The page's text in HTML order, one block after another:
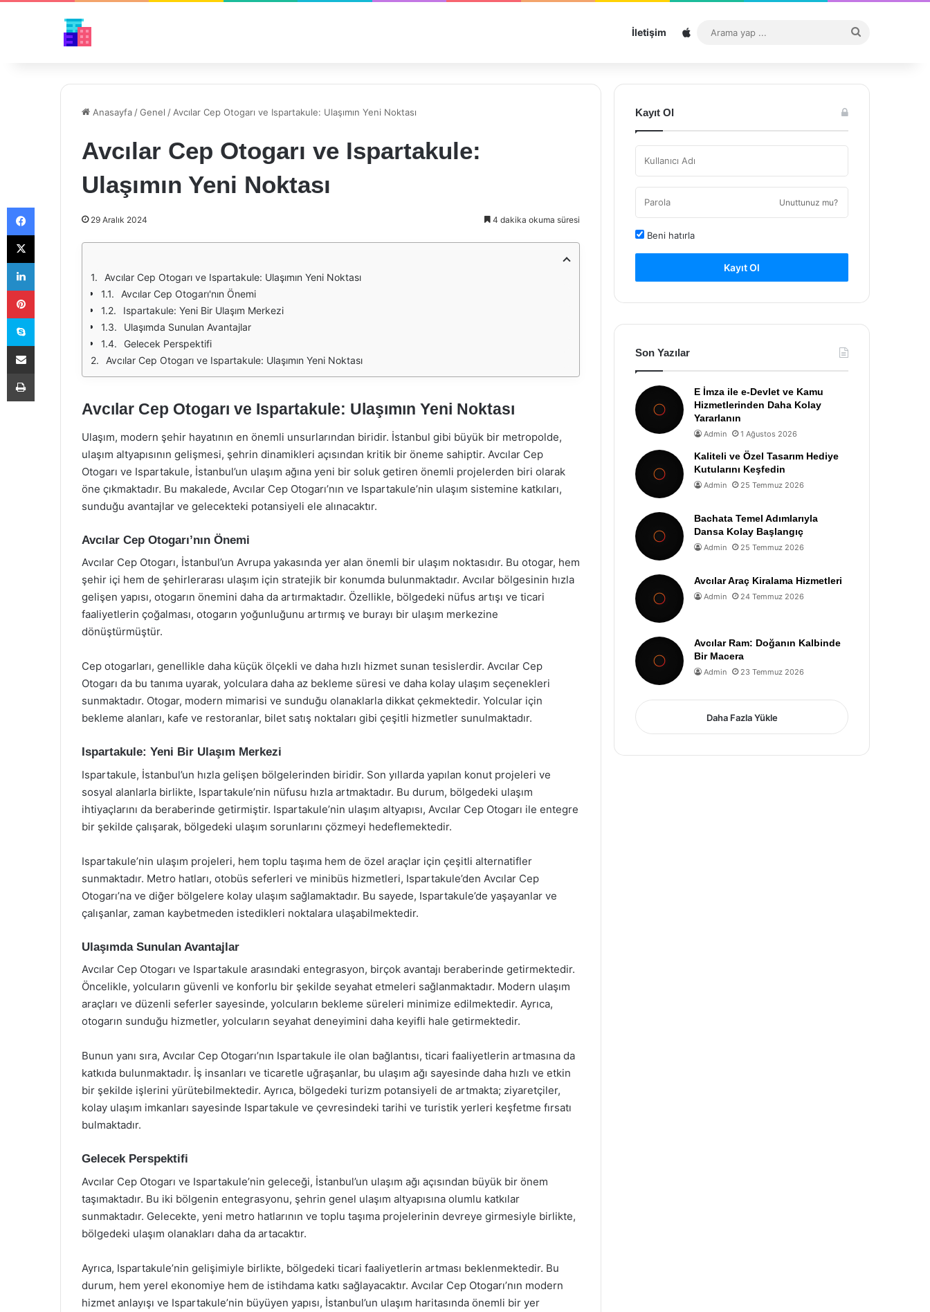
İletişim Sitemap
...
Anasayfa /Genel / Avcılar Cep Otogarı ve Ispartakule: Ulaşımın Yeni Noktası
Avcılar Cep Otogarı ve Ispartakule:
Ulaşımın Yeni Noktası
29 Aralık 2024 4 dakika okuma süresi
Avcılar Cep Otogarı ve Ispartakule: Ulaşımın Yeni Noktası
Avcılar Cep Otogarı'nın Önemi
Ispartakule: Yeni Bir Ulaşım Merkezi
Ulaşımda Sunulan Avantajlar
Gelecek Perspektifi
Avcılar Cep Otogarı ve Ispartakule: Ulaşımın Yeni Noktası
Avcılar Cep Otogarı ve Ispartakule: Ulaşımın Yeni Noktası
Ulaşım, modern şehir hayatının en önemli unsurlarından biridir. İstanbul gibi büyük bir metropolde,
ulaşım altyapısının gelişmesi, şehrin dinamikleri açısından kritik bir öneme sahiptir. Avcılar Cep
Otogarı ve Ispartakule, İstanbul’un ulaşım ağına yeni bir soluk getiren önemli projelerden biri olarak
öne çıkmaktadır. Bu makalede, Avcılar Cep Otogarı’nın ve Ispartakule’nin ulaşım sistemine katkıları,
sunduğu avantajlar ve gelecekteki potansiyeli ele alınacaktır.
Avcılar Cep Otogarı’nın Önemi
Avcılar Cep Otogarı, İstanbul’un Avrupa yakasında yer alan önemli bir ulaşım noktasıdır. Bu otogar, hem
şehir içi hem de şehirlerarası ulaşım için stratejik bir konumda bulunmaktadır. Avcılar bölgesinin hızla
gelişen yapısı, otogarın önemini daha da artırmaktadır. Özellikle, bölgedeki nüfus artışı ve ticari
faaliyetlerin çoğalması, otogarın yoğunluğunu artırmış ve burayı bir ulaşım merkezine
dönüştürmüştür.
Cep otogarları, genellikle daha küçük ölçekli ve daha hızlı hizmet sunan tesislerdir. Avcılar Cep
Otogarı da bu tanıma uyarak, yolculara daha az bekleme süresi ve daha kolay ulaşım seçenekleri
sunmaktadır. Otogar, modern mimarisi ve sunduğu olanaklarla dikkat çekmektedir. Yolcular için
bekleme alanları, kafe ve restoranlar, bilet satış noktaları gibi çeşitli hizmetler sunulmaktadır.
Ispartakule: Yeni Bir Ulaşım Merkezi
Ispartakule, İstanbul’un hızla gelişen bölgelerinden biridir. Son yıllarda yapılan konut projeleri ve
sosyal alanlarla birlikte, Ispartakule’nin nüfusu hızla artmaktadır. Bu durum, bölgedeki ulaşım
ihtiyaçlarını da beraberinde getirmiştir. Ispartakule’nin ulaşım altyapısı, Avcılar Cep Otogarı ile entegre
bir şekilde çalışarak, bölgedeki ulaşım sorunlarını çözmeyi hedeflemektedir.
Ispartakule’nin ulaşım projeleri, hem toplu taşıma hem de özel araçlar için çeşitli alternatifler
sunmaktadır. Metro hatları, otobüs seferleri ve minibüs hizmetleri, Ispartakule’den Avcılar Cep
Otogarı’na ve diğer bölgelere kolay ulaşım sağlamaktadır. Bu sayede, Ispartakule’de yaşayanlar ve
çalışanlar, zaman kaybetmeden istedikleri noktalara ulaşabilmektedir.
Ulaşımda Sunulan Avantajlar
Avcılar Cep Otogarı ve Ispartakule arasındaki entegrasyon, birçok avantajı beraberinde getirmektedir.
Öncelikle, yolcuların güvenli ve konforlu bir şekilde seyahat etmeleri sağlanmaktadır. Modern ulaşım
araçları ve düzenli seferler sayesinde, yolcuların bekleme süreleri minimize edilmektedir. Ayrıca,
otogarın sunduğu hizmetler, yolcuların seyahat deneyimini daha keyifli hale getirmektedir.
Bunun yanı sıra, Avcılar Cep Otogarı’nın Ispartakule ile olan bağlantısı, ticari faaliyetlerin artmasına da
katkıda bulunmaktadır. İş insanları ve ticaretle uğraşanlar, bu ulaşım ağı sayesinde daha hızlı ve etkin
bir şekilde işlerini yürütebilmektedir. Ayrıca, bölgedeki turizm potansiyeli de artmakta; ziyaretçiler,
kolay ulaşım imkanları sayesinde Ispartakule ve çevresindeki tarihi ve turistik yerleri keşfetme fırsatı
bulmaktadır.
Gelecek Perspektifi
Avcılar Cep Otogarı ve Ispartakule’nin geleceği, İstanbul’un ulaşım ağı açısından büyük bir önem
taşımaktadır. Bu iki bölgenin entegrasyonu, şehrin genel ulaşım altyapısına olumlu katkılar
sunmaktadır. Gelecekte, yeni metro hatlarının ve toplu taşıma projelerinin devreye girmesiyle birlikte,
bölgedeki ulaşım olanakları daha da artacaktır.
Ayrıca, Ispartakule’nin gelişimiyle birlikte, bölgedeki ticari faaliyetlerin artması beklenmektedir. Bu
durum, hem yerel ekonomiye hem de istihdama katkı sağlayacaktır. Avcılar Cep Otogarı’nın modern
hizmet anlayışı ve Ispartakule’nin büyüyen yapısı, İstanbul’un ulaşım haritasında önemli bir yer
Kayıt Ol
Unuttunuz mu?
Beni hatırla
Kayıt Ol
Son Yazılar
E İmza ile e-Devlet ve Kamu
Hizmetlerinden Daha Kolay
Yararlanın
Admin 1 Ağustos 2026
Kaliteli ve Özel Tasarım Hediye
Kutularını Keşfedin
Admin 25 Temmuz 2026
Bachata Temel Adımlarıyla
Dansa Kolay Başlangıç
Admin 25 Temmuz 2026
Avcılar Araç Kiralama Hizmetleri
Admin 24 Temmuz 2026
Avcılar Ram: Doğanın Kalbinde
Bir Macera
Admin 23 Temmuz 2026
Daha Fazla Yükle
Facebook
X
LinkedIn
Pinterest
Skype
E-Posta ile paylaş